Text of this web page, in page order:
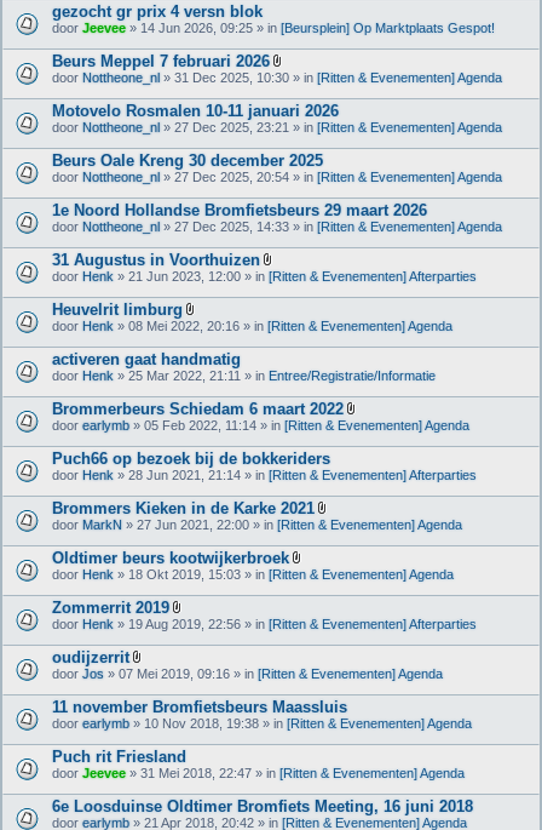
gezocht gr prix 4 versn blok
door Jeevee » 14 Jun 2026, 09:25 » in [Beursplein] Op Marktplaats Gespot!
Beurs Meppel 7 februari 2026
B
j
l
a
g
e
(
)
door Nottheone_nl » 31 Dec 2025, 10:30 » in [Ritten & Evenementen] Agenda
Motovelo Rosmalen 10-11 januari 2026
door Nottheone_nl » 27 Dec 2025, 23:21 » in [Ritten & Evenementen] Agenda
Beurs Oale Kreng 30 december 2025
door Nottheone_nl » 27 Dec 2025, 20:54 » in [Ritten & Evenementen] Agenda
1e Noord Hollandse Bromfietsbeurs 29 maart 2026
door Nottheone_nl » 27 Dec 2025, 14:33 » in [Ritten & Evenementen] Agenda
31 Augustus in Voorthuizen
B
j
a
g
(
)
door Henk » 21 Jun 2023, 12:00 » in [Ritten & Evenementen] Afterparties
Heuvelrit limburg
B
j
l
a
g
e
(
)
door Henk » 08 Mei 2022, 20:16 » in [Ritten & Evenementen] Agenda
activeren gaat handmatig
door Henk » 25 Mar 2022, 21:11 » in Entree/Registratie/Informatie
Brommerbeurs Schiedam 6 maart 2022
B
j
a
g
(
door earlymb » 05 Feb 2022, 11:14 » in [Ritten & Evenementen] Agenda
Puch66 op bezoek bij de bokkeriders
door Henk » 28 Jun 2021, 21:14 » in [Ritten & Evenementen] Afterparties
Brommers Kieken in de Karke 2021
B
j
a
g
(
door MarkN » 27 Jun 2021, 22:00 » in [Ritten & Evenementen] Agenda
Oldtimer beurs kootwijkerbroek
B
j
a
g
(
)
door Henk » 18 Okt 2019, 15:03 » in [Ritten & Evenementen] Agenda
Zommerrit 2019
B
j
a
g
e
(
)
door Henk » 19 Aug 2019, 22:56 » in [Ritten & Evenementen] Afterparties
oudijzerrit
B
j
l
a
g
e
(
)
door Jos » 07 Mei 2019, 09:16 » in [Ritten & Evenementen] Agenda
11 november Bromfietsbeurs Maassluis
door earlymb » 10 Nov 2018, 19:38 » in [Ritten & Evenementen] Agenda
Puch rit Friesland
door Jeevee » 31 Mei 2018, 22:47 » in [Ritten & Evenementen] Agenda
6e Loosduinse Oldtimer Bromfiets Meeting, 16 juni 2018
door earlymb » 21 Apr 2018, 20:42 » in [Ritten & Evenementen] Agenda